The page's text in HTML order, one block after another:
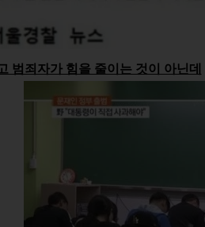
범죄자가 힘을 줄이는 것이 아닌데